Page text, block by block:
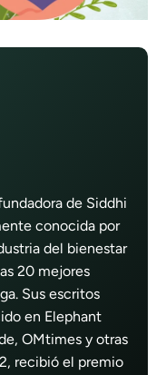
de Siddhi
conocida por
del bienestar
20 mejores
Sus escritos
en Elephant
OMtimes y otras
recibió el premio